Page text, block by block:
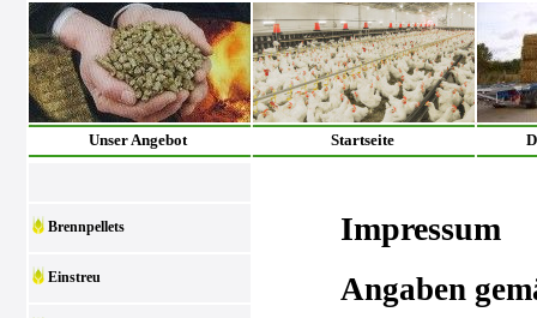
Unser Angebot Startseite
Brennpellets
Einstreu
Impressum
Angaben